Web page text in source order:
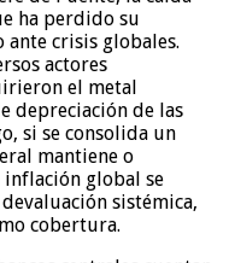
ha perdido su
crisis globales.
actores
el metal
depreciación de las
si se consolida un
mantiene o
inflación global se
sistémica,
cobertura.